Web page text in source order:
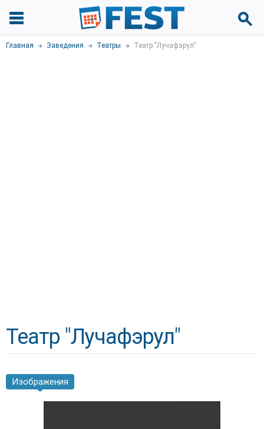
Главная Заведения Театры Театр "Лучафэрул"
Театр "Лучафэрул"
Изображения